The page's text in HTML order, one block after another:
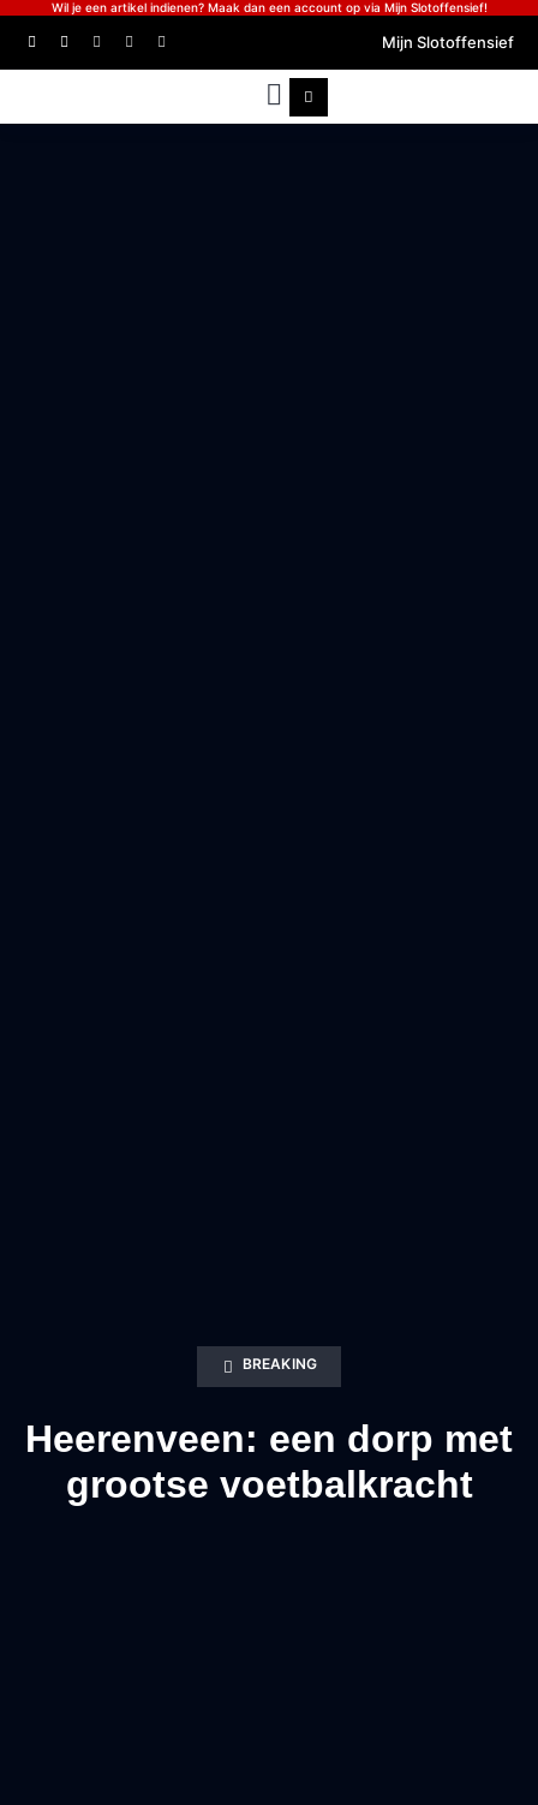
Wil je een artikel indienen? Maak dan een account op via Mijn Slotoffensief!
Mijn Slotoffensief
BREAKING
Heerenveen: een dorp met
grootse voetbalkracht